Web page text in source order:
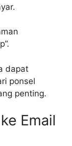
dapat
ponsel
penting.
Email